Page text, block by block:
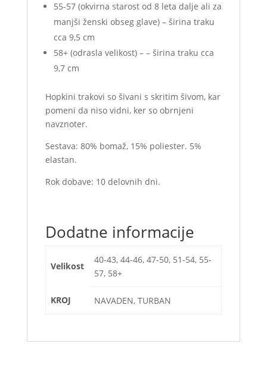
55-57 (okvirna starost od 8 leta dalje ali za
manjši ženski obseg glave) – širina traku
cca 9,5 cm
58+ (odrasla velikost) – – širina traku cca
9,7 cm
Hopkini trakovi so šivani s skritim šivom, kar
pomeni da niso vidni, ker so obrnjeni
navznoter.
Sestava: 80% bomaž, 15% poliester. 5%
elastan.
Rok dobave: 10 delovnih dni.
Dodatne informacije
Velikost
40-43, 44-46, 47-50, 51-54, 55-
57, 58+
KROJ NAVADEN, TURBAN